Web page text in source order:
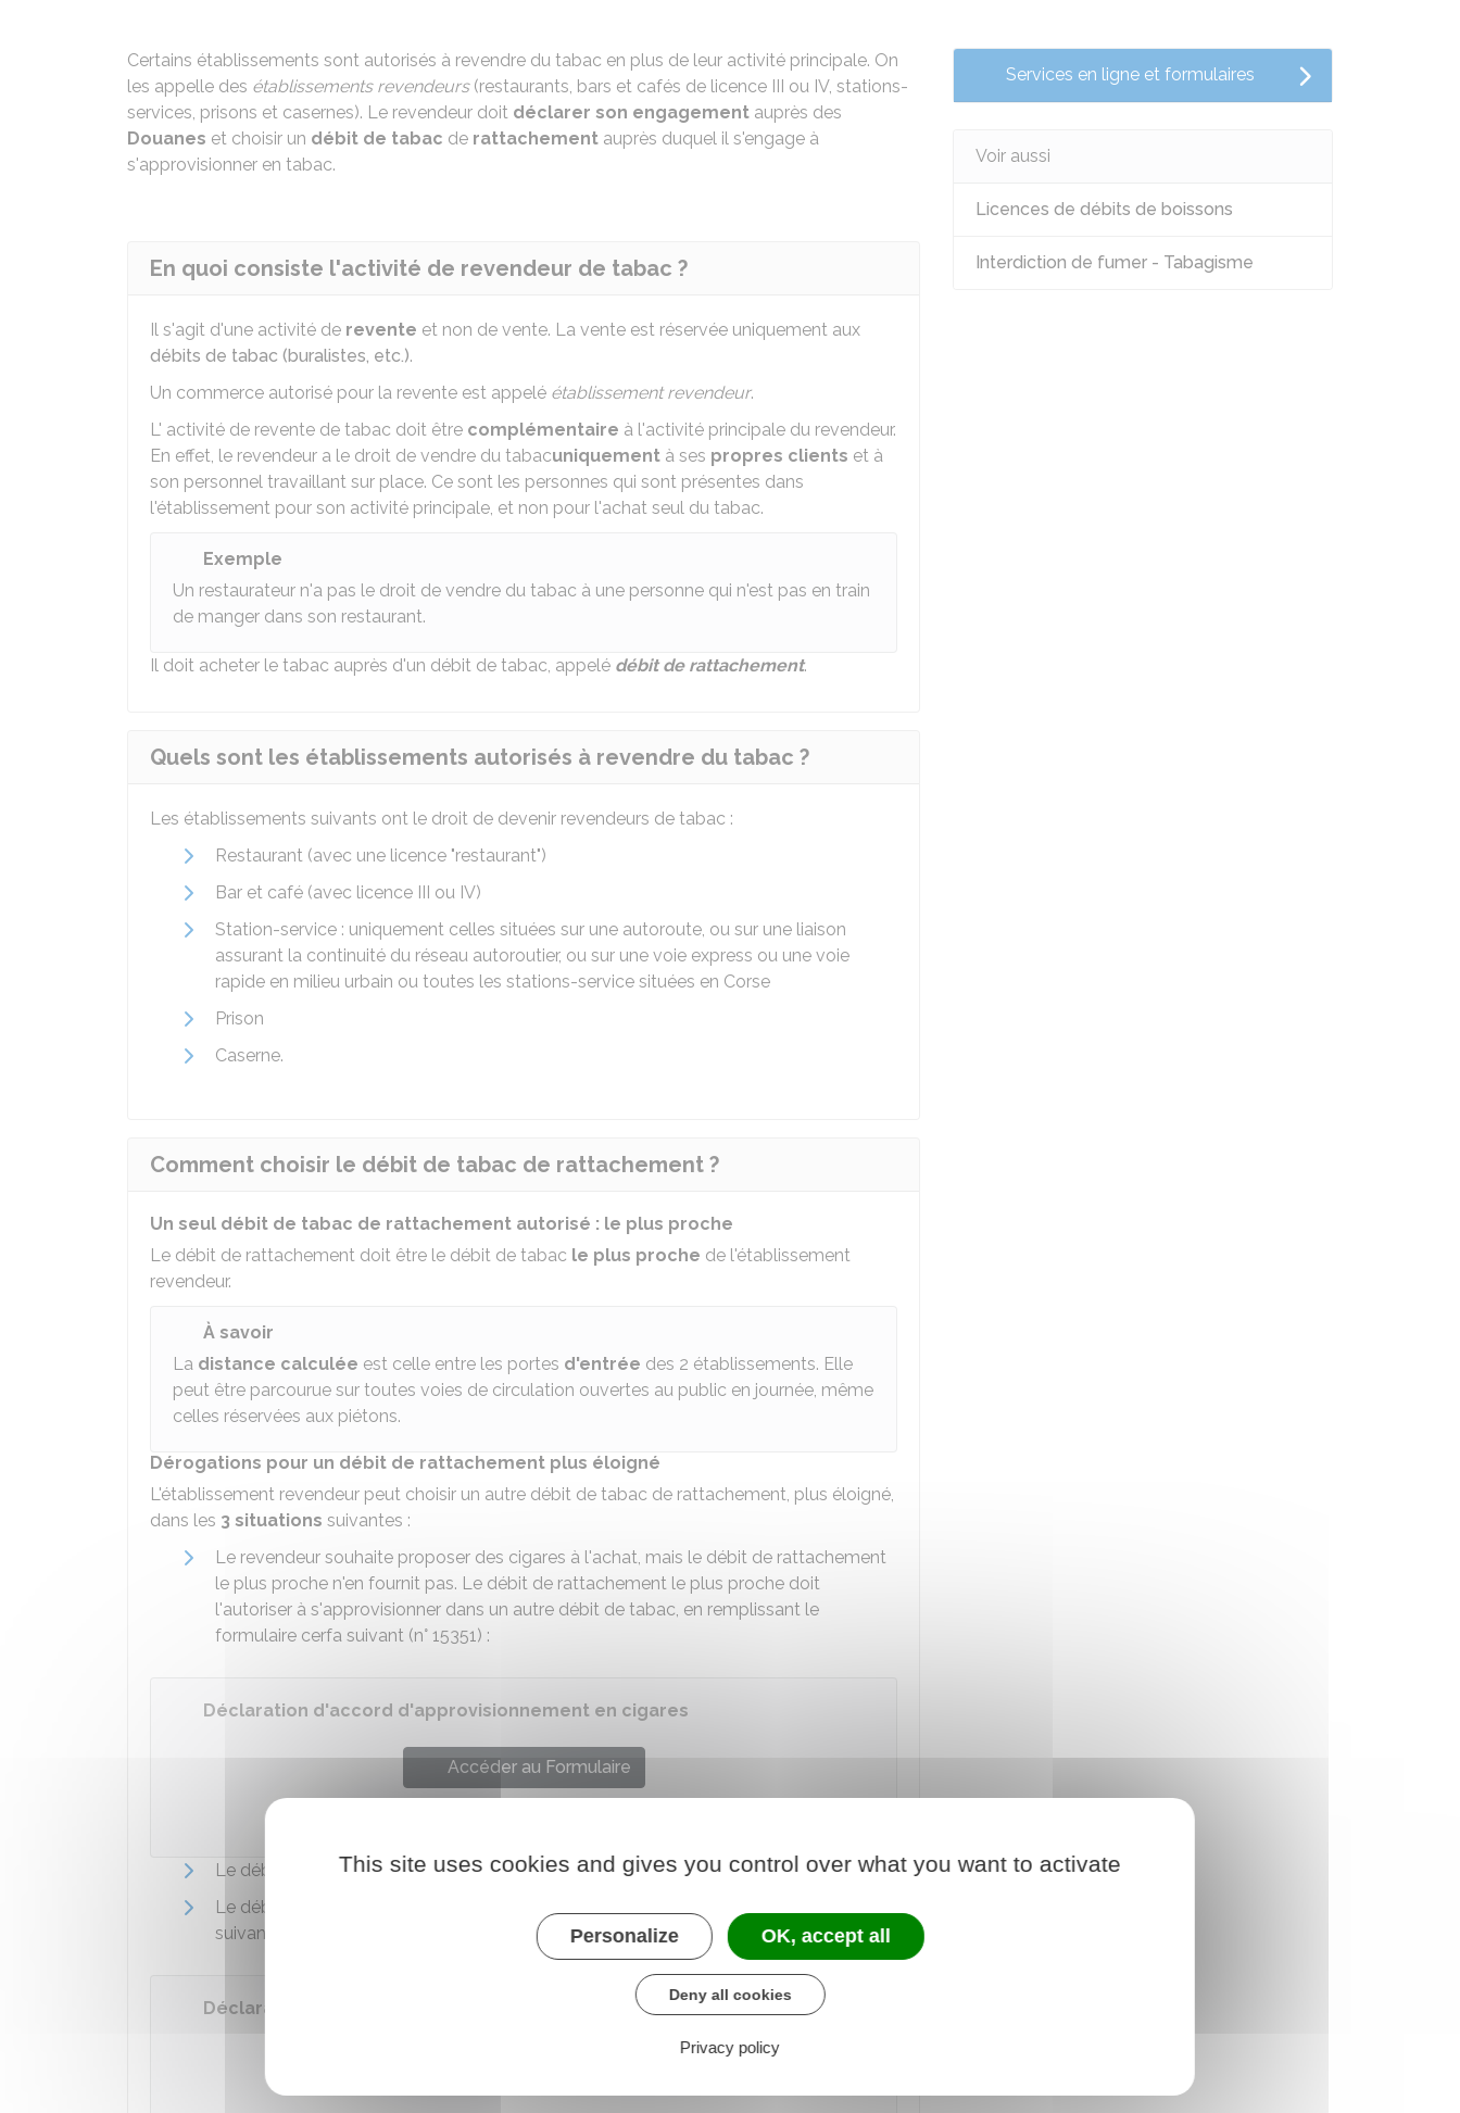
Certains établissements sont autorisés à revendre du tabac en plus de leur activité principale. On
les appelle des établissements revendeurs(restaurants, bars et cafés de licence III ou IV, stations-
services, prisons et casernes). Le revendeur doit déclarer son engagement auprès des
Douanes et choisir un débit de tabac de rattachement auprès duquel il s'engage à
s'approvisionner en tabac.
En quoi consiste l'activité de revendeur de tabac ?
Il s'agit d'une activité de revente et non de vente. La vente est réservée uniquement aux
débits de tabac (buralistes, etc.).
Un commerce autorisé pour la revente est appelé établissement revendeur.
L' activité de revente de tabac doit être complémentaire à l'activité principale du revendeur.
En effet, le revendeur a le droit de vendre du tabacuniquement à ses propres clients et à
son personnel travaillant sur place. Ce sont les personnes qui sont présentes dans
l'établissement pour son activité principale, et non pour l'achat seul du tabac.
Exemple
Un restaurateur n'a pas le droit de vendre du tabac à une personne qui n'est pas en train
de manger dans son restaurant.
Il doit acheter le tabac auprès d'un débit de tabac, appelé débit de rattachement.
Quels sont les établissements autorisés à revendre du tabac ?
Les établissements suivants ont le droit de devenir revendeurs de tabac :
Restaurant (avec une licence "restaurant")
Bar et café (avec licence III ou IV)
Station-service : uniquement celles situées sur une autoroute, ou sur une liaison
assurant la continuité du réseau autoroutier, ou sur une voie express ou une voie
rapide en milieu urbain ou toutes les stations-service situées en Corse
Prison
Caserne.
Comment choisir le débit de tabac de rattachement ?
Un seul débit de tabac de rattachement autorisé : le plus proche
Le débit de rattachement doit être le débit de tabac le plus proche de l'établissement
revendeur.
À savoir
La distance calculée est celle entre les portes d'entrée des 2 établissements. Elle
peut être parcourue sur toutes voies de circulation ouvertes au public en journée, même
celles réservées aux piétons.
Dérogations pour un débit de rattachement plus éloigné
L'établissement revendeur peut choisir un autre débit de tabac de rattachement, plus éloigné,
dans les 3 situations suivantes :
Le revendeur souhaite proposer des cigares à l'achat, mais le débit de rattachement
le plus proche n'en fournit pas. Le débit de rattachement le plus proche doit
l'autoriser à s'approvisionner dans un autre débit de tabac, en remplissant le
formulaire cerfa suivant (n° 15351) :
Déclaration d'accord d'approvisionnement en cigares
Accéder au Formulaire
Le débit de rattachement le plus proche est en congé annuel
Le débit de rattachement le plus proche refuse. Il doit alors remplir le formulaire cerfa
suivant (n° 15350) dit
Déclaration de renonciation du gérant du débit de tabac le plus proche
Services en ligne et formulaires
Voir aussi
Licences de débits de boissons
Interdiction de fumer - Tabagisme
This site uses cookies and gives you control over what you want to activate
Personalize OK, accept all
Deny all cookies
Privacy policy